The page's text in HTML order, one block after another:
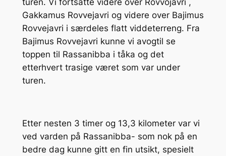
Gakkamus Rovvejavri og videre over Bajimus
Rovvejavri i særdeles flatt viddeterreng. Fra
Bajimus Rovvejavri kunne vi avogtil se
toppen til Rassanibba i tåka og det
etterhvert trasige været som var under
turen.
Etter nesten 3 timer og 13,3 kilometer var vi
ved varden på Rassanibba- som nok på en
bedre dag kunne gitt en fin utsikt, spesielt